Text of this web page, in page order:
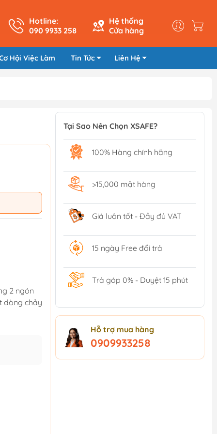
Hotline:
090 9933 258
Hệ thống
Cửa hàng
Hội Việc Làm Tin Tức Liên Hệ
2 ngón
dòng chảy
Tại Sao Nên Chọn XSAFE?
100% Hàng chính hãng
>15,000 mặt hàng
Giá luôn tốt - Đầy đủ VAT
15 ngày Free đổi trả
Trả góp 0% - Duyệt 15 phút
Hỗ trợ mua hàng
0909933258